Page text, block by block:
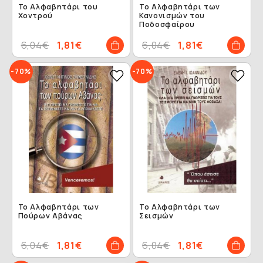
Το Αλφαβητάρι του
Χοντρού
1,81€
6,04€
Το Αλφαβητάρι των
Κανονισμών του
Ποδοσφαίρου
1,81€
6,04€
-70%
Το Αλφαβητάρι των
Πούρων Αβάνας
1,81€
6,04€
-70%
Το Αλφαβητάρι των
Σεισμών
1,81€
6,04€